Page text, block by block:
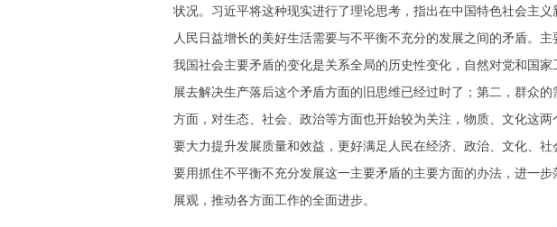
状况。习近平将这种现实进行了理论思考，指出在中国特色社会主
人民日益增长的美好生活需要与不平衡不充分的发展之间的矛盾。
我国社会主要矛盾的变化是关系全局的历史性变化，自然对党和国
展去解决生产落后这个矛盾方面的旧思维已经过时了；第二，群众
方面，对生态、社会、政治等方面也开始较为关注，物质、文化这两
要大力提升发展质量和效益，更好满足人民在经济、政治、文化、社
要用抓住不平衡不充分发展这一主要矛盾的主要方面的办法，进一
展观，推动各方面工作的全面进步。